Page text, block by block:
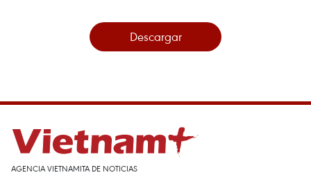
Descargar
AGENCIA VIETNAMITA DE NOTICIAS